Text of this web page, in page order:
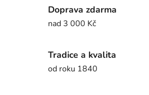
Doprava zdarma
nad 3 000 Kč
Tradice a kvalita
od roku 1840